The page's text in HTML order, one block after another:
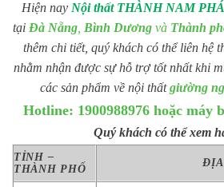
Hiện nay Nội thất THÀNH NAM
tại Đà Nẵng, Bình Dươngvà Thành
thêm chi tiết, quý khách có thể liên hệ
nhằm nhận được sự hỗ trợ tốt nhất khi
các sản phẩm về nội thấtgiường
Hotline: 1900988976 hoặc máy
Quý khách có thể xem
TỈNH –
THÀNH PHỐ